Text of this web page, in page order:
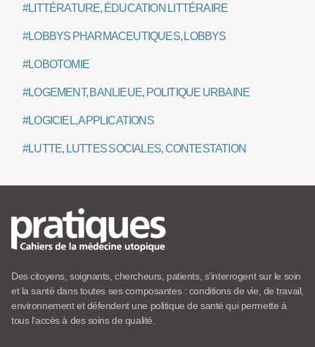
#LITTÉRATURE, ÉDUCATION LITTÉRAIRE
#LOBBYS PHARMACEUTIQUES, LOBBYS
#LOBOTOMIE
#LOGEMENT, BANLIEUE, POLITIQUE URBAINE
#LOGICIEL, APPLICATIONS
#LUTTE, LUTTES SOCIALES, CONTESTATION
Des citoyens, soignants, chercheurs, patients, s’interrogent sur le soin
et la santé dans toutes ses composantes : conditions de vie, de travail,
environnement et défendent une politique de santé qui permette à
tous l’accès à des soins de qualité.